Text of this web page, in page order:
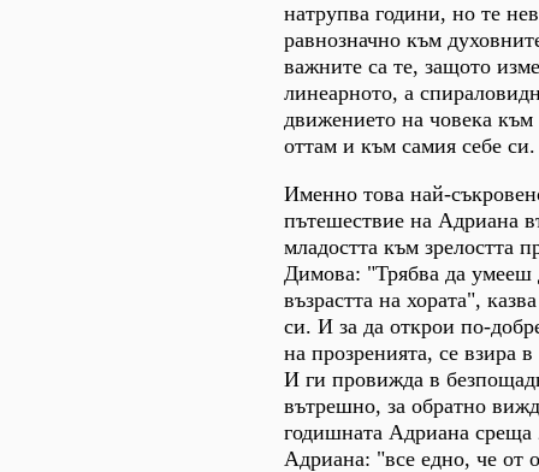
натрупва години, но те
равнозначно към
важните са те, защото
линеарното, а
движението на човека към
оттам и към самия себе си.
Именно това най-
пътешествие на Адриана
младостта към зрелостта
Димова: "Трябва да умееш
възрастта на хората",
си. И за да открои по-
на прозренията, се взира
И ги провижда в
вътрешно, за обратно
годишната Адриана среща
Адриана: "все едно, че от